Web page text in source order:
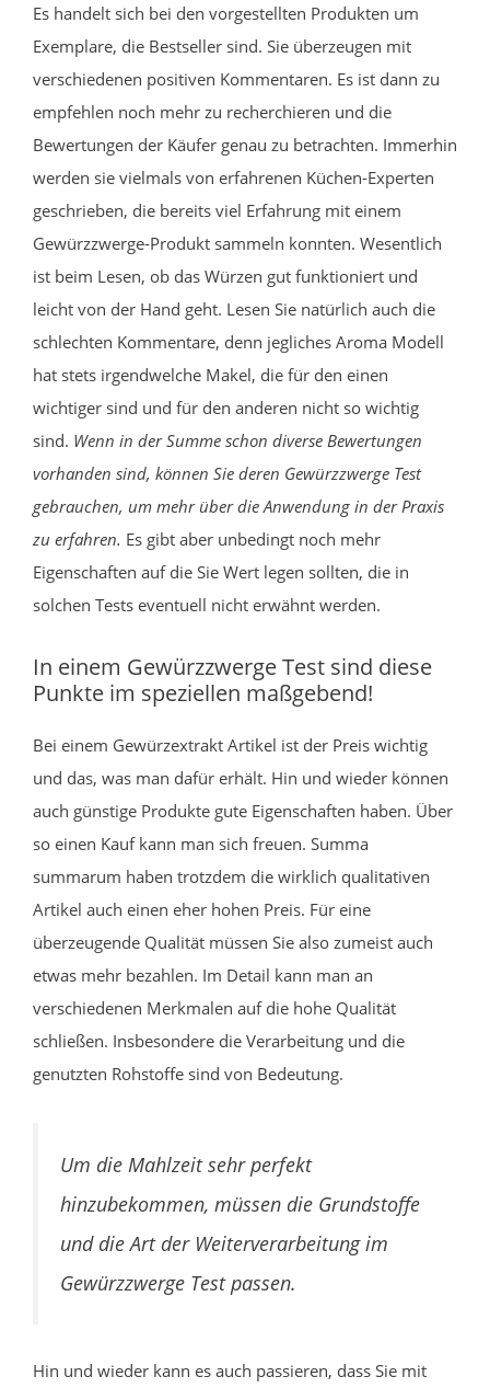
Es handelt sich bei den vorgestellten Produkten um
Exemplare, die Bestseller sind. Sie überzeugen mit
verschiedenen positiven Kommentaren. Es ist dann zu
empfehlen noch mehr zu recherchieren und die
Bewertungen der Käufer genau zu betrachten. Immerhin
werden sie vielmals von erfahrenen Küchen-Experten
geschrieben, die bereits viel Erfahrung mit einem
Gewürzzwerge-Produkt sammeln konnten. Wesentlich
ist beim Lesen, ob das Würzen gut funktioniert und
leicht von der Hand geht. Lesen Sie natürlich auch die
schlechten Kommentare, denn jegliches Aroma Modell
hat stets irgendwelche Makel, die für den einen
wichtiger sind und für den anderen nicht so wichtig
sind. Wenn in der Summe schon diverse Bewertungen
vorhanden sind, können Sie deren Gewürzzwerge Test
gebrauchen, um mehr über die Anwendung in der Praxis
zu erfahren. Es gibt aber unbedingt noch mehr
Eigenschaften auf die Sie Wert legen sollten, die in
solchen Tests eventuell nicht erwähnt werden.
In einem Gewürzzwerge Test sind diese
Punkte im speziellen maßgebend!
Bei einem Gewürzextrakt Artikel ist der Preis wichtig
und das, was man dafür erhält. Hin und wieder können
auch günstige Produkte gute Eigenschaften haben. Über
so einen Kauf kann man sich freuen. Summa
summarum haben trotzdem die wirklich qualitativen
Artikel auch einen eher hohen Preis. Für eine
überzeugende Qualität müssen Sie also zumeist auch
etwas mehr bezahlen. Im Detail kann man an
verschiedenen Merkmalen auf die hohe Qualität
schließen. Insbesondere die Verarbeitung und die
genutzten Rohstoffe sind von Bedeutung.
Um die Mahlzeit sehr perfekt
hinzubekommen, müssen die Grundstoffe
und die Art der Weiterverarbeitung im
Gewürzzwerge Test passen.
Hin und wieder kann es auch passieren, dass Sie mit